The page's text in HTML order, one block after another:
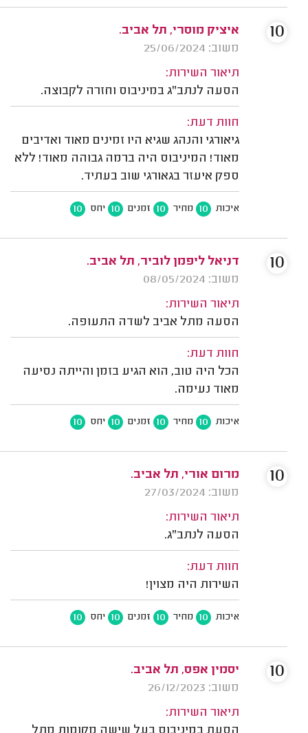
איציק מוסרי, תל אביב.
משוב: 25/06/2024
תיאור השירות:
הסעה לנתב"ג במיניבוס וחזרה לקבוצה.
חוות דעת:
גיאורגי והנהג שגיא היו זמינים מאוד ואדיבים
מאוד! המיניבוס היה ברמה גבוהה מאוד! ללא
ספק איעזר בגאורגי שוב בעתיד.
איכות 10 מחיר 10 זמנים 10 יחס 10
10
דניאל ליפמן לוביר, תל אביב.
משוב: 08/05/2024
תיאור השירות:
הסעה מתל אביב לשדה התעופה.
חוות דעת:
הכל היה טוב, הוא הגיע בזמן והייתה נסיעה
מאוד נעימה.
איכות 10 מחיר 10 זמנים 10 יחס 10
10
מרום אורי, תל אביב.
משוב: 27/03/2024
תיאור השירות:
הסעה לנתב"ג.
חוות דעת:
השירות היה מצוין!
איכות 10 מחיר 10 זמנים 10 יחס 10
10
יסמין אפס, תל אביב.
משוב: 26/12/2023
תיאור השירות:
10